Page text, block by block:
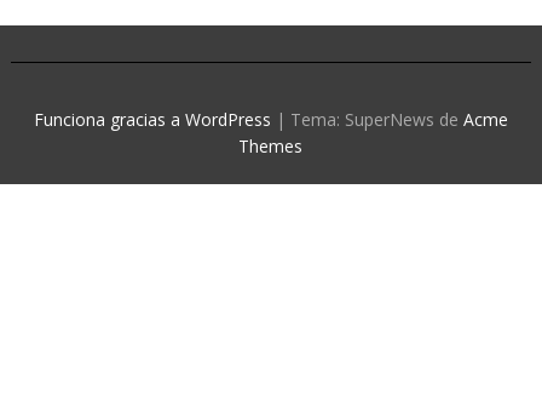
Funciona gracias a WordPress | Tema: SuperNews de Acme
Themes